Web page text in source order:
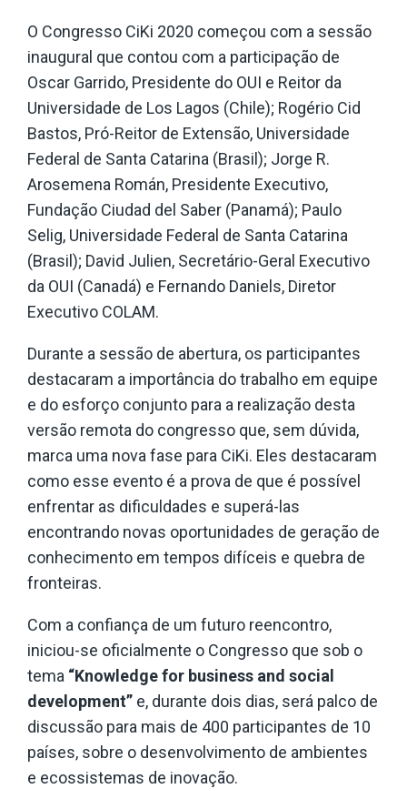
O Congresso CiKi 2020 começou com a sessão
inaugural que contou com a participação de
Oscar Garrido, Presidente do OUI e Reitor da
Universidade de Los Lagos (Chile); Rogério Cid
Bastos, Pró-Reitor de Extensão, Universidade
Federal de Santa Catarina (Brasil); Jorge R.
Arosemena Román, Presidente Executivo,
Fundação Ciudad del Saber (Panamá); Paulo
Selig, Universidade Federal de Santa Catarina
(Brasil); David Julien, Secretário-Geral Executivo
da OUI (Canadá) e Fernando Daniels, Diretor
Executivo COLAM.
Durante a sessão de abertura, os participantes
destacaram a importância do trabalho em equipe
e do esforço conjunto para a realização desta
versão remota do congresso que, sem dúvida,
marca uma nova fase para CiKi. Eles destacaram
como esse evento é a prova de que é possível
enfrentar as dificuldades e superá-las
encontrando novas oportunidades de geração de
conhecimento em tempos difíceis e quebra de
fronteiras.
Com a confiança de um futuro reencontro,
iniciou-se oficialmente o Congresso que sob o
tema “Knowledge for business and social
development” e, durante dois dias, será palco de
discussão para mais de 400 participantes de 10
países, sobre o desenvolvimento de ambientes
e ecossistemas de inovação.